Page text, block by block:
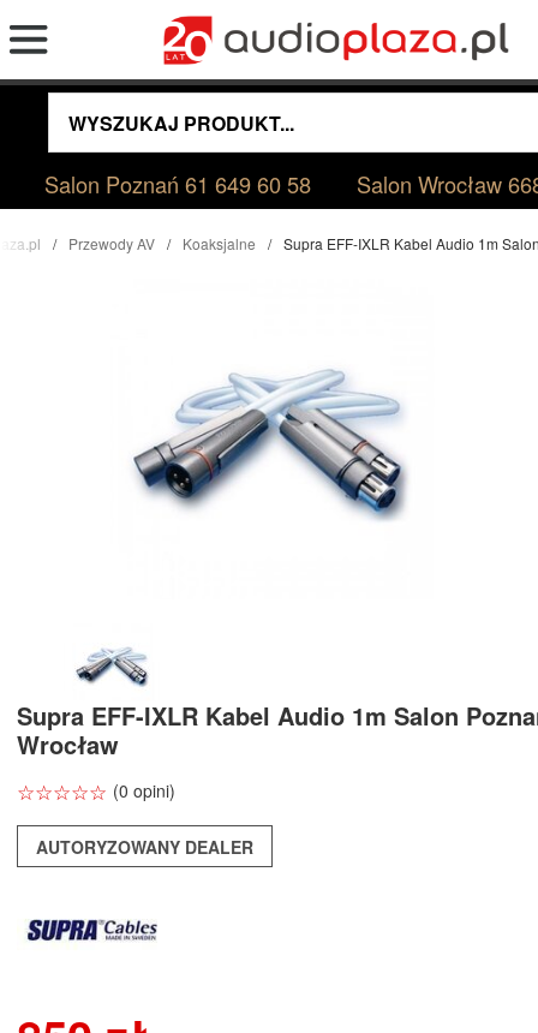
Salon Poznań61 649 60 58 Salon Wrocław
Przewody AV Koaksjalne Supra EFF-IXLR Kabel Audio 1m
Supra EFF-IXLR Kabel Audio 1m Salon
Wrocław
☆☆☆☆☆
★★★★★ (0 opini)
AUTORYZOWANY DEALER